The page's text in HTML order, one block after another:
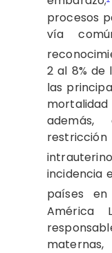
procesos
vía
2 al 8% de
las
incidencia
países
América